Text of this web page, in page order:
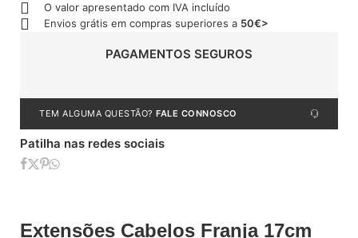
O valor apresentado com IVA incluído
Envios grátis em compras superiores a 50€>
PAGAMENTOS SEGUROS
TEM ALGUMA QUESTÃO? FALE CONNOSCO
Patilha nas redes sociais
Extensões Cabelos Franja 17cm